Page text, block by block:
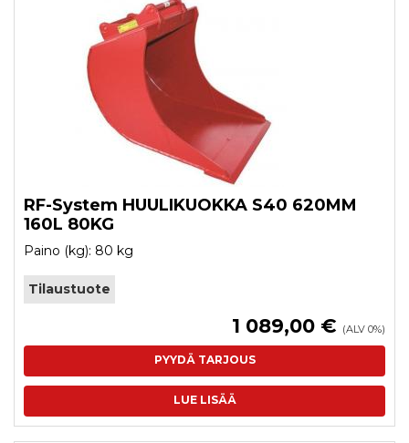
RF-System HUULIKUOKKA S40 620MM
160L 80KG
Paino (kg): 80 kg
Tilaustuote
1 089,00 € (ALV 0%)
PYYDÄ TARJOUS
LUE LISÄÄ